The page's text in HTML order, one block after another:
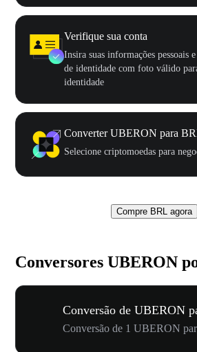
Verifique sua conta
Insira suas informações pessoais
de identidade com foto válido
identidade
Converter UBERON para
Selecione criptomoedas para
Compre BRL agora
Conversores UBERON
Conversão de UBERON
Conversão de 1 UBERON